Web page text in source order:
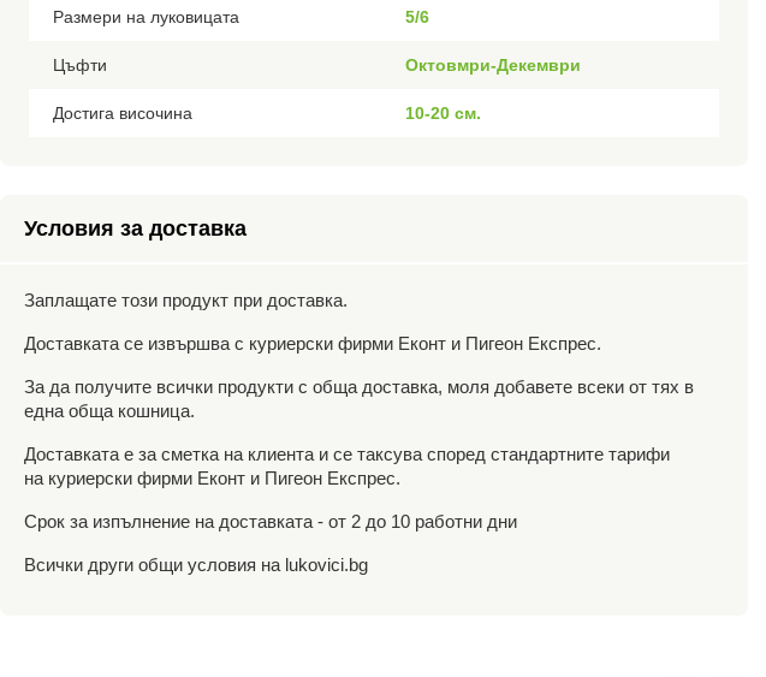
Размери на луковицата 5/6
Цъфти Октовмри-Декември
Достига височина 10-20 см.
Условия за доставка
Заплащате този продукт при доставка.
Доставката се извършва с куриерски фирми Еконт и Пигеон Експрес.
За да получите всички продукти с обща доставка, моля добавете всеки от тях в
една обща кошница.
Доставката е за сметка на клиента и се таксува според стандартните тарифи
на куриерски фирми Еконт и Пигеон Експрес.
Срок за изпълнение на доставката - от 2 до 10 работни дни
Всички други общи условия на lukovici.bg